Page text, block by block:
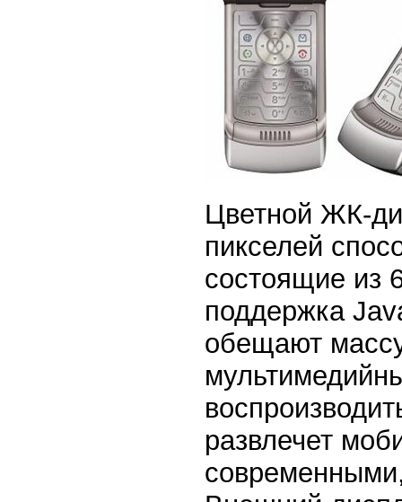
Цветной ЖК-
пикселей
состоящие из
поддержка
обещают
развлечет